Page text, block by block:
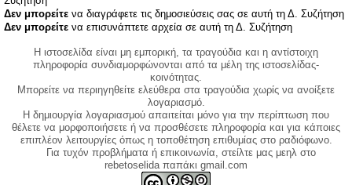
Δεν μπορείτε να διαγράφετε τις δημοσιεύσεις σας σε αυτή τη Δ. Συζήτηση
Δεν μπορείτε να επισυνάπτετε αρχεία σε αυτή τη Δ. Συζήτηση
Η ιστοσελίδα είναι μη εμπορική, τα τραγούδια και η αντίστοιχη
πληροφορία συνδιαμορφώνονται από τα μέλη της ιστοσελίδας-
κοινότητας.
Μπορείτε να περιηγηθείτε ελεύθερα στα τραγούδια χωρίς να ανοίξετε
λογαριασμό.
Η δημιουργία λογαριασμού απαιτείται μόνο για την περίπτωση που
θέλετε να μορφοποιήσετε ή να προσθέσετε πληροφορία και για κάποιες
επιπλέον λειτουργίες όπως η τοποθέτηση επιθυμίας στο ραδιόφωνο.
Για τυχόν προβλήματα ή επικοινωνία, στείλτε μας μεηλ στο
rebetoselida παπάκι gmail.com